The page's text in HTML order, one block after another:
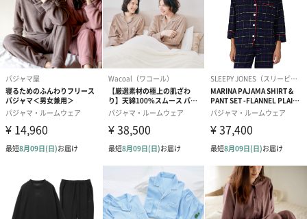
ゴールド（390円） ピンク（390円） グリーン（
のし